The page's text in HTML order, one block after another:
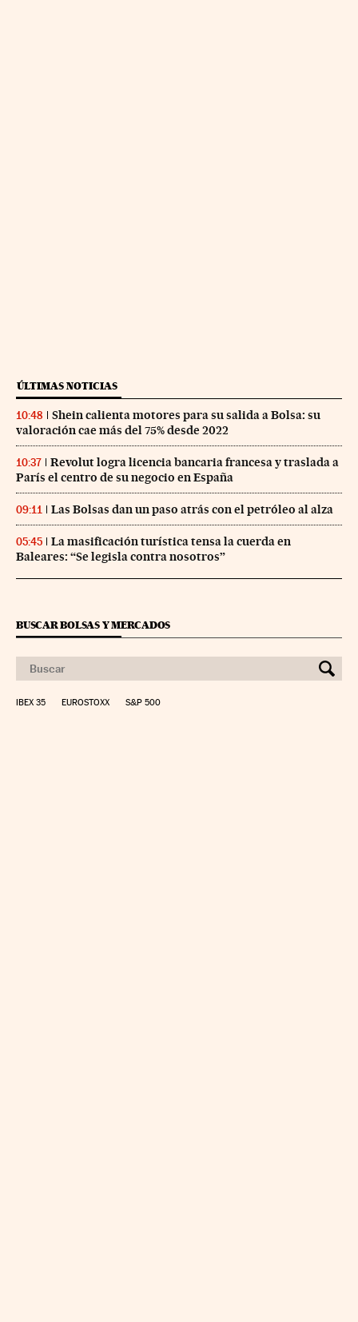
ÚLTIMAS NOTICIAS
10:48
Shein calienta motores para su salida a Bolsa: su
valoración cae más del 75% desde 2022
10:37
Revolut logra licencia bancaria francesa y traslada a
París el centro de su negocio en España
09:11 Las Bolsas dan un paso atrás con el petróleo al alza
05:45
La masificación turística tensa la cuerda en
Baleares: “Se legisla contra nosotros”
BUSCAR BOLSAS Y MERCADOS
IBEX 35 EUROSTOXX S&P 500